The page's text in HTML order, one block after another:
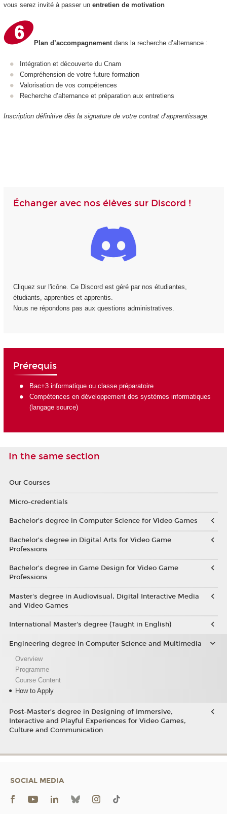
vous serez invité à passer un entretien de motivation
Plan d’accompagnement dans la recherche d’alternance :
Intégration et découverte du Cnam
Compréhension de votre future formation
Valorisation de vos compétences
Recherche d’alternance et préparation aux entretiens
Inscription définitive dès la signature de votre contrat d’apprentissage.
Échanger avec nos élèves sur Discord !
Cliquez sur l'icône. Ce Discord est géré par nos étudiantes,
étudiants, apprenties et apprentis.
Nous ne répondons pas aux questions administratives.
Prérequis
Bac+3 informatique ou classe préparatoire
Compétences en développement des systèmes informatiques
(langage source)
In the same section
Our Courses
Micro-credentials
Bachelor’s degree in Computer Science for Video Games
Bachelor’s degree in Digital Arts for Video Game
Professions
Bachelor's degree in Game Design for Video Game
Professions
Master's degree in Audiovisual, Digital Interactive Media
and Video Games
International Master's degree (Taught in English)
Engineering degree in Computer Science and Multimedia
Overview
Programme
Course Content
How to Apply
Post-Master’s degree in Designing of Immersive,
Interactive and Playful Experiences for Video Games,
Culture and Communication
SOCIAL MEDIA